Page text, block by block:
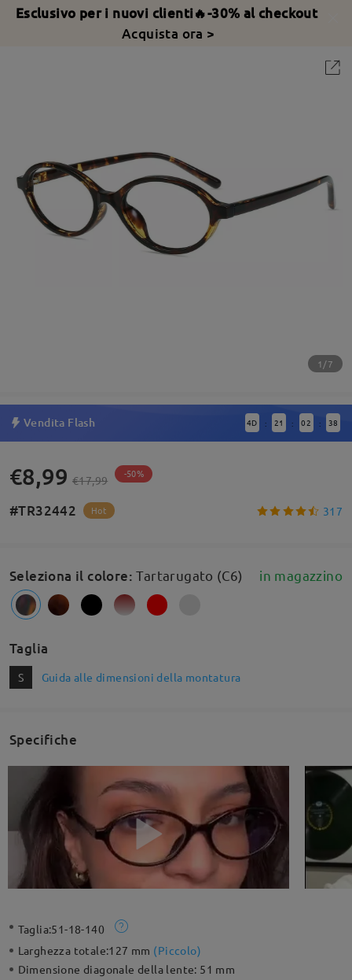
Esclusivo per i nuovi clienti🔥-30% al checkout
Acquista ora >
1/7
Vendita Flash 4D : 21 : 02 : 38
€8,99 €17,99 -50%
#TR32442 Hot 317
Seleziona il colore:Tartarugato (C6) in magazzino
Taglia
S Guida alle dimensioni della montatura
Specifiche
Taglia:51-18-140
Larghezza totale:127 mm (Piccolo)
Dimensione diagonale della lente: 51 mm